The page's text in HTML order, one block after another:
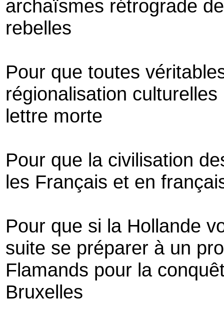
archaïsmes rétrograde
rebelles
Pour que toutes
régionalisation
lettre morte
Pour que la civilisation
les Français et en
Pour que si la Hollande
suite se préparer à un
Flamands pour la
Bruxelles